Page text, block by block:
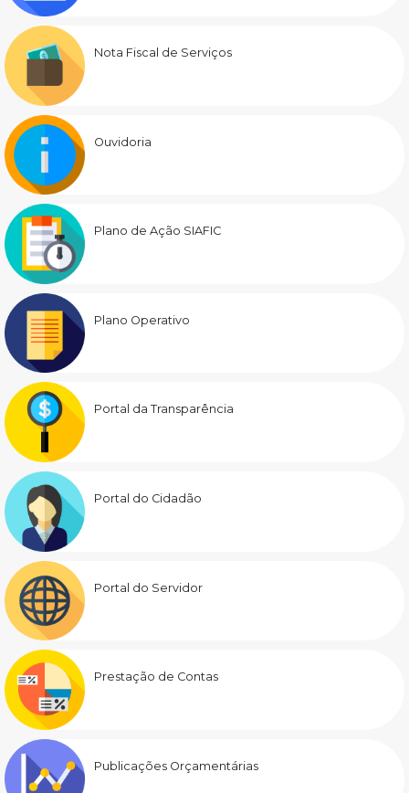
Nota Fiscal de Serviços
Ouvidoria
Plano de Ação SIAFIC
Plano Operativo
Portal da Transparência
Portal do Cidadão
Portal do Servidor
Prestação de Contas
Publicações Orçamentárias